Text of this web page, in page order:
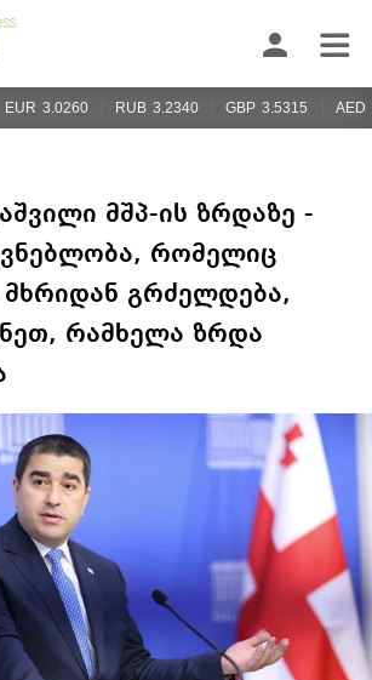
EUR 3.0260 RUB 3.2340 GBP 3.5315 AED
მშპ-ის ზრდაზე -
რომელიც
გრძელდება,
რამხელა ზრდა